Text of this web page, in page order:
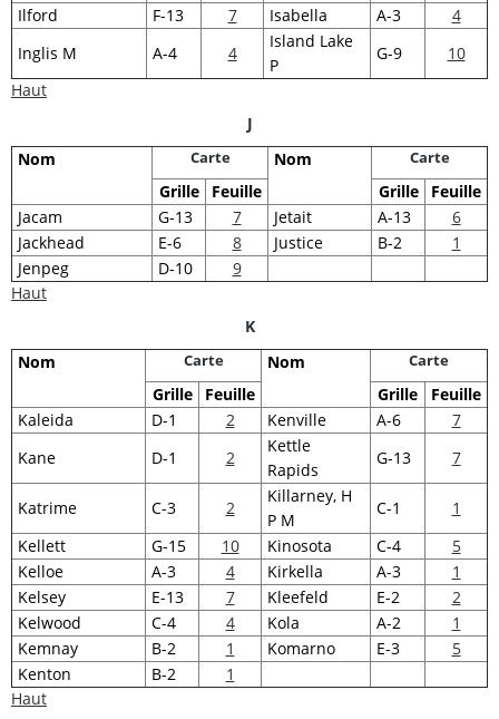
Ilford
F-13 7 Isabella A-3
4
Inglis M
A-4 4
Island Lake
P
G-9
10
Haut
J
Nom
Carte Nom Carte
Grille Feuille Grille
Feuille
Jacam
G-13 7 Jetait A-13
6
Jackhead
E-6 8 Justice B-2
1
Jenpeg
D-10
9
Haut
K
Nom
Carte Nom Carte
Grille Feuille Grille
Feuille
Kaleida
D-1 2 Kenville A-6
7
Kane
D-1 2
Kettle
Rapids
G-13 7
Katrime C-3 2
Killarney, H
P M
C-1
1
Kellett
G-15 10 Kinosota C-4
5
Kelloe
A-3 4 Kirkella A-3
1
Kelsey
E-13 7 Kleefeld E-2
2
Kelwood
C-4 4 Kola A-2
1
Kemnay
B-2 1 Komarno E-3
5
Kenton
B-2
1
Haut